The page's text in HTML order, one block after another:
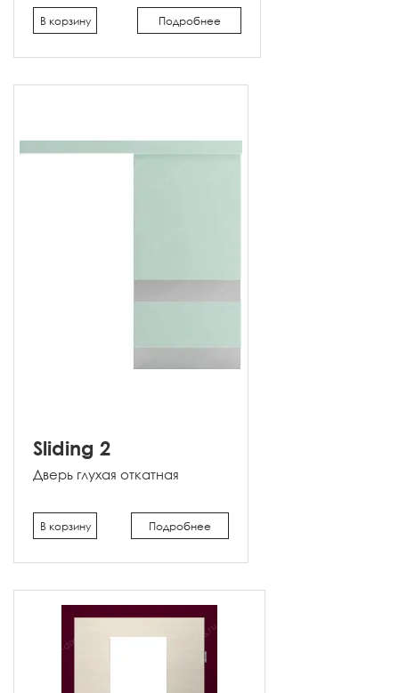
Подробнее
В корзину
Sliding 2
Дверь глухая откатная
Подробнее
В корзину